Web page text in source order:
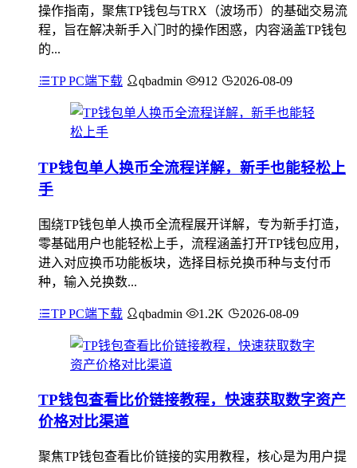
操作指南，聚焦TP钱包与TRX（波场币）的基础交易流
程，旨在解决新手入门时的操作困惑，内容涵盖TP钱包
的...
TP PC端下载 qbadmin 912 2026-08-09
TP钱包单人换币全流程详解，新手也能轻松上
手
围绕TP钱包单人换币全流程展开详解，专为新手打造，
零基础用户也能轻松上手，流程涵盖打开TP钱包应用，
进入对应换币功能板块，选择目标兑换币种与支付币
种，输入兑换数...
TP PC端下载 qbadmin 1.2K 2026-08-09
TP钱包查看比价链接教程，快速获取数字资产
价格对比渠道
聚焦TP钱包查看比价链接的实用教程，核心是为用户提